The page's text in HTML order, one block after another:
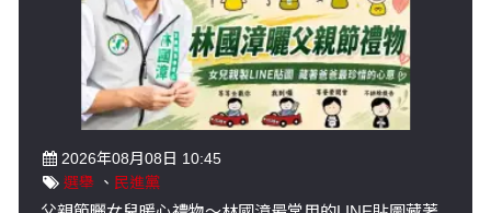
2026年08月08日 10:45
選舉 、 民進黨